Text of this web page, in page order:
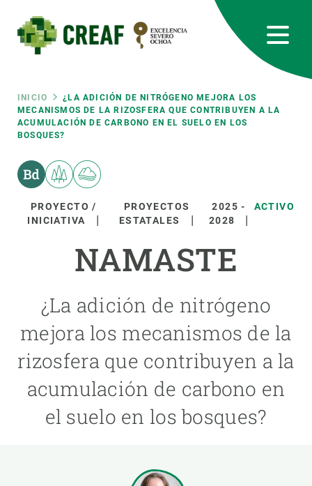
contenido
principal
Ruta
de
navegación
INICIO
¿LA ADICIÓN DE NITRÓGENO MEJORA LOS
MECANISMOS DE LA RIZOSFERA QUE CONTRIBUYEN A LA
ACUMULACIÓN DE CARBONO EN EL SUELO EN LOS
BOSQUES?
PROYECTO /
INICIATIVA
PROYECTOS
ESTATALES
2025 -
2028
ACTIVO
NAMASTE
¿La adición de nitrógeno
mejora los mecanismos de la
rizosfera que contribuyen a la
acumulación de carbono en
el suelo en los bosques?
RRSS
Featured
responsive
INTRANET
Responsive
menu
SOBRE NOSOTROS
ÚNETE A NOSOTROS
PARTICIPA